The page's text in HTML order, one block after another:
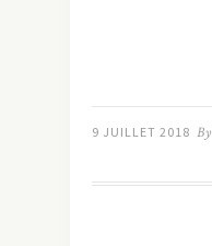
9 JUILLET 2018 By